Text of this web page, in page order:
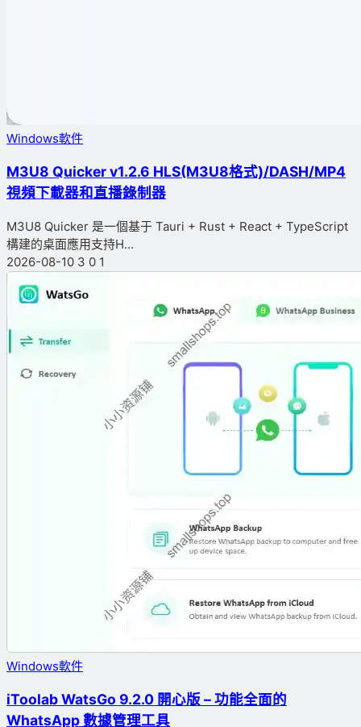
Windows軟件
M3U8 Quicker v1.2.6 HLS(M3U8格式)/DASH/MP4
視頻下載器和直播錄制器
M3U8 Quicker 是一個基于 Tauri + Rust + React + TypeScript
構建的桌面應用支持H...
2026-08-10 3 0 1
Windows軟件
iToolab WatsGo 9.2.0 開心版 – 功能全面的
WhatsApp 數據管理工具